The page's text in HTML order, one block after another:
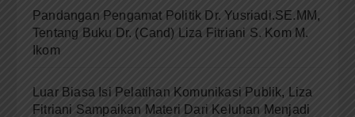
Pandangan Pengamat Politik Dr. Yusriadi.SE.MM,
Tentang Buku Dr. (Cand) Liza Fitriani S. Kom M.
Ikom
Luar Biasa Isi Pelatihan Komunikasi Publik, Liza
Fitriani Sampaikan Materi Dari Keluhan Menjadi